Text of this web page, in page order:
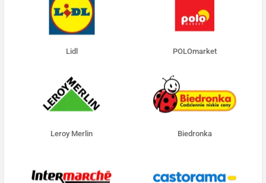
Lidl POLOmarket
Leroy Merlin Biedronka